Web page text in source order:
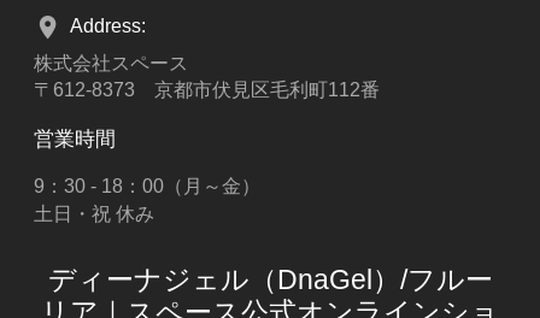
Address:
株式会社スペース
〒612-8373 京都市伏見区毛利町112番
営業時間
9：30 - 18：00（月～金）
土日・祝 休み
ディーナジェル（DnaGel）/フルー
リア｜スペース公式オンラインショ